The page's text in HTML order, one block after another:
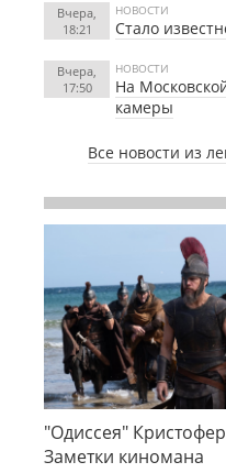
Вчера,
18:21
НОВОСТИ
Стало
Вчера,
17:50
НОВОСТИ
На
камеры
Все новости из
"Одиссея"
Заметки киномана